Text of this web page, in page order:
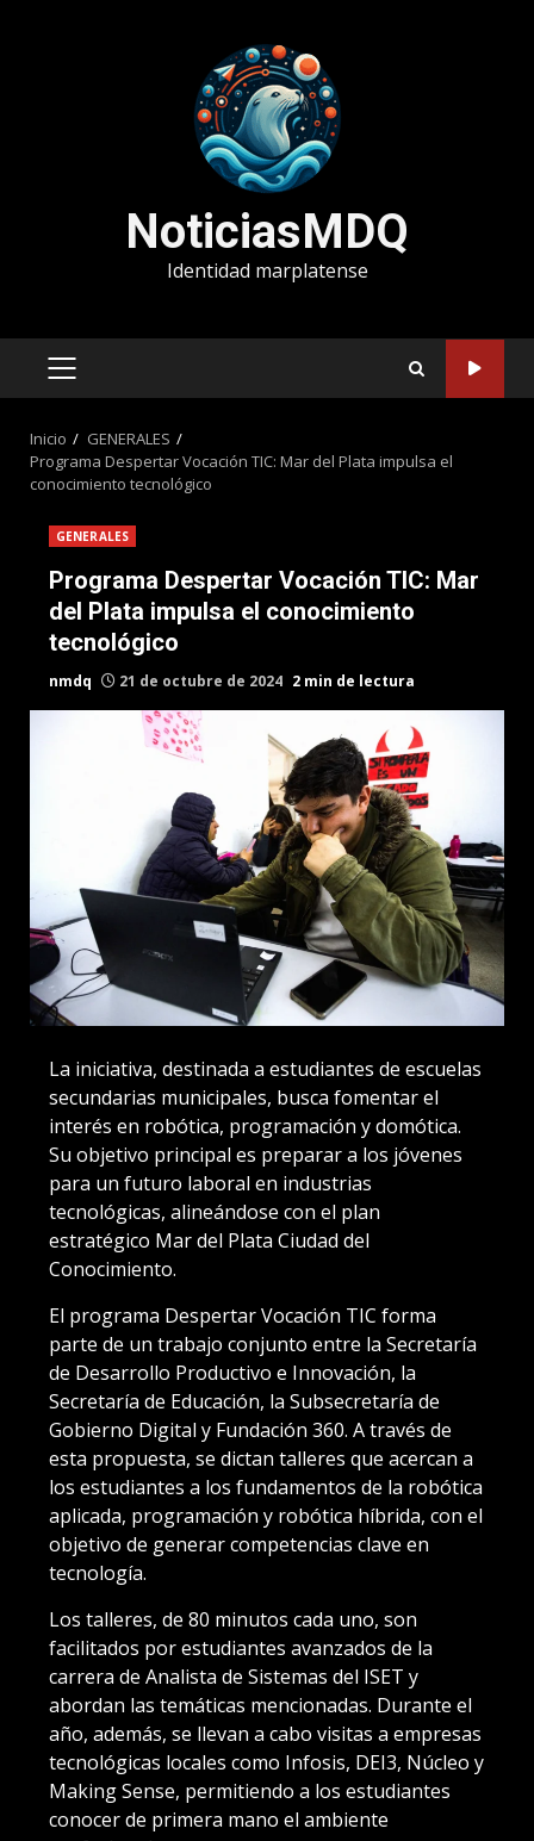
NoticiasMDQ
Identidad marplatense
MENÚ
Inicio
GENERALES
Programa Despertar Vocación TIC: Mar del Plata impulsa el
conocimiento tecnológico
GENERALES
Programa Despertar Vocación TIC: Mar
del Plata impulsa el conocimiento
tecnológico
nmdq 21 de octubre de 2024 2 min de lectura
La iniciativa, destinada a estudiantes de escuelas
secundarias municipales, busca fomentar el
interés en robótica, programación y domótica.
Su objetivo principal es preparar a los jóvenes
para un futuro laboral en industrias
tecnológicas, alineándose con el plan
estratégico Mar del Plata Ciudad del
Conocimiento.
El programa Despertar Vocación TIC forma
parte de un trabajo conjunto entre la Secretaría
de Desarrollo Productivo e Innovación, la
Secretaría de Educación, la Subsecretaría de
Gobierno Digital y Fundación 360. A través de
esta propuesta, se dictan talleres que acercan a
los estudiantes a los fundamentos de la robótica
aplicada, programación y robótica híbrida, con el
objetivo de generar competencias clave en
tecnología.
Los talleres, de 80 minutos cada uno, son
facilitados por estudiantes avanzados de la
carrera de Analista de Sistemas del ISET y
abordan las temáticas mencionadas. Durante el
año, además, se llevan a cabo visitas a empresas
tecnológicas locales como Infosis, DEI3, Núcleo y
Making Sense, permitiendo a los estudiantes
conocer de primera mano el ambiente